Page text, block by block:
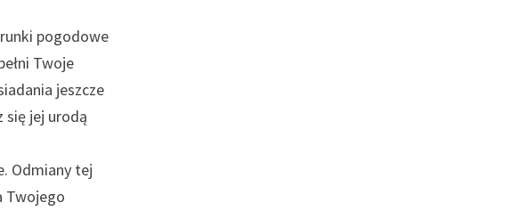
pogodowe
Twoje
jeszcze
się jej urodą
Odmiany tej
Twojego